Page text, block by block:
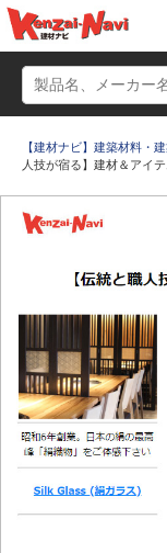
かたなび
すまいリング
Q＆A
お気に入り
【建材ナビ】建築材料・
人技が宿る】建材＆アイ